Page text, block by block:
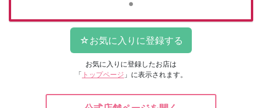
お気に入りに登録したお店は
「 トップページ 」に表示されます。